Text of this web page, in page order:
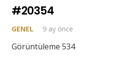
#20354
GENEL 9 ay önce
Görüntüleme 534